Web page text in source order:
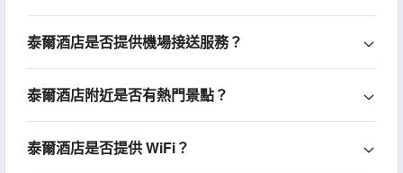
泰爾酒店是否提供機場接送服務？
泰爾酒店附近是否有熱門景點？
泰爾酒店是否提供 WiFi？